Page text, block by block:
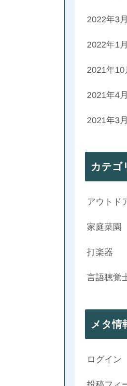
2022年3月
2022年1月
2021年10
2021年4月
2021年3月
カテゴ
アウトド
家庭菜園
打楽器
言語聴覚
メタ情
ログイン